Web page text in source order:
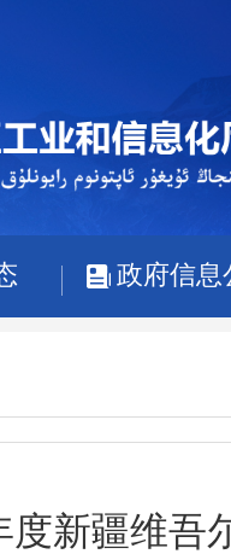
政府信息
度新疆维